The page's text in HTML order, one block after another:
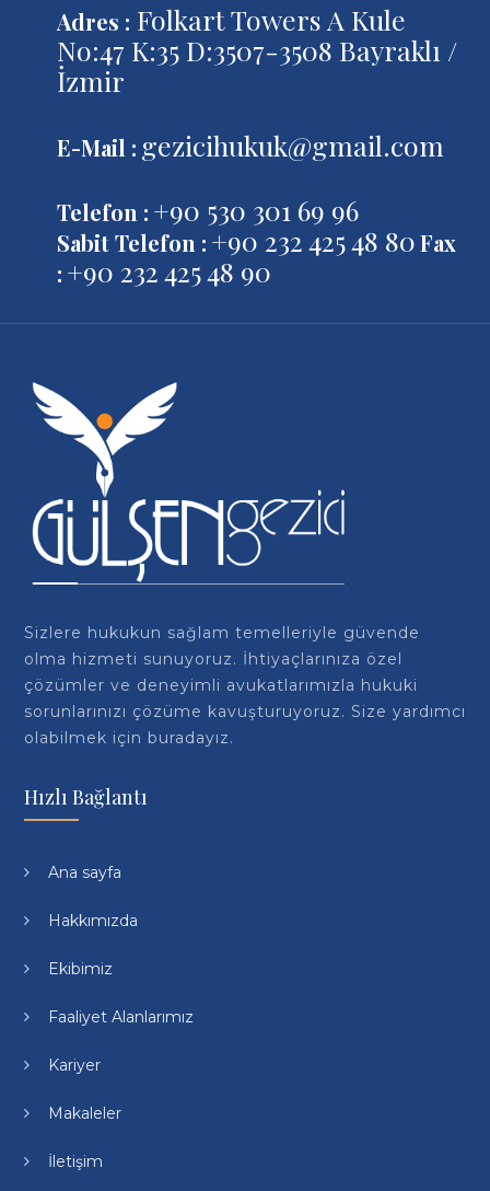
Adres : Folkart Towers A Kule
No:47 K:35 D:3507-3508 Bayraklı /
İzmir
E-Mail : gezicihukuk@gmail.com
Telefon : +90 530 301 69 96
Sabit Telefon : +90 232 425 48 80Fax
: +90 232 425 48 90
Sizlere hukukun sağlam temelleriyle güvende
olma hizmeti sunuyoruz. İhtiyaçlarınıza özel
çözümler ve deneyimli avukatlarımızla hukuki
sorunlarınızı çözüme kavuşturuyoruz. Size yardımcı
olabilmek için buradayız.
Hızlı Bağlantı
Ana sayfa
Hakkımızda
Ekibimiz
Faaliyet Alanlarımız
Kariyer
Makaleler
İletişim